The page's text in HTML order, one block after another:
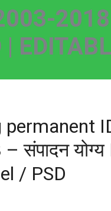
permanent
संपादन
/ PSD